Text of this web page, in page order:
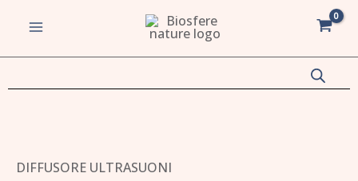
contenuto
DIFFUSORE ULTRASUONI
disattiva